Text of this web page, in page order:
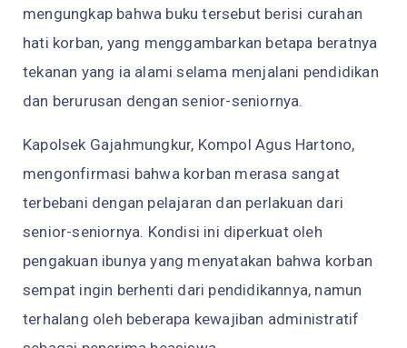
mengungkap bahwa buku tersebut berisi curahan
hati korban, yang menggambarkan betapa beratnya
tekanan yang ia alami selama menjalani pendidikan
dan berurusan dengan senior-seniornya.
Kapolsek Gajahmungkur, Kompol Agus Hartono,
mengonfirmasi bahwa korban merasa sangat
terbebani dengan pelajaran dan perlakuan dari
senior-seniornya. Kondisi ini diperkuat oleh
pengakuan ibunya yang menyatakan bahwa korban
sempat ingin berhenti dari pendidikannya, namun
terhalang oleh beberapa kewajiban administratif